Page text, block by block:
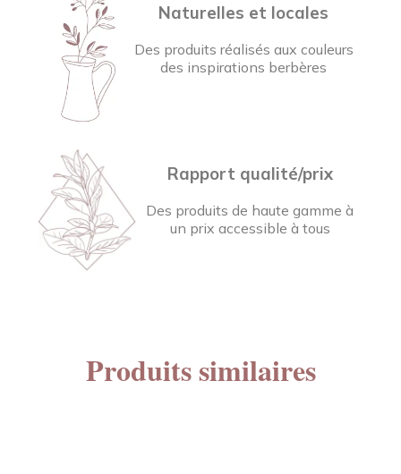
Naturelles et locales
Des produits réalisés aux couleurs
des inspirations berbères
Rapport qualité/prix
Des produits de haute gamme à
un prix accessible à tous
Produits similaires